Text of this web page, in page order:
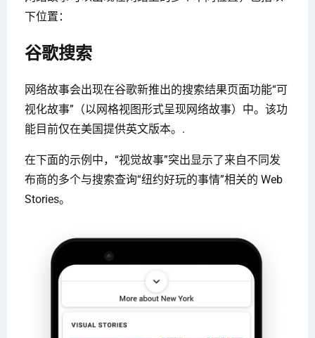
下位置：
谷歌搜索
网络故事会出现在谷歌新推出的搜索结果页面功能“可
视化故事”（以网格视图形式呈现网络故事）中。该功
能目前仅在美国提供英文版本。.
在下面的示例中，“视觉故事”突出显示了来自不同发
布商的多个与搜索查询“纽约好玩的事情”相关的 Web
Stories。